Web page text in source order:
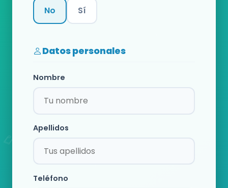
No Sí
Datos personales
Nombre
Apellidos
Teléfono